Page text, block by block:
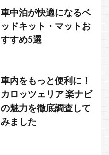
車中泊が快適になるベ
ッドキット・マットお
すすめ5選
車内をもっと便利に！
カロッツェリア 楽ナビ
の魅力を徹底調査して
みました